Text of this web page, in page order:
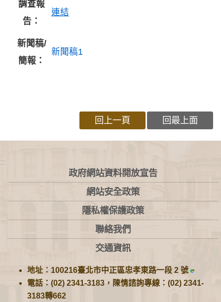
調查報
告：
連結
新聞稿/
簡報：
新聞稿1
回上一頁 回最上面
:::
政府網站資料開放宣告
網站安全政策
隱私權保護政策
聯絡我們
交通資訊
地址：100216臺北市中正區忠孝東路一段 2 號
電話：(02) 2341-3183，陳情諮詢專線：(02) 2341-
3183轉662